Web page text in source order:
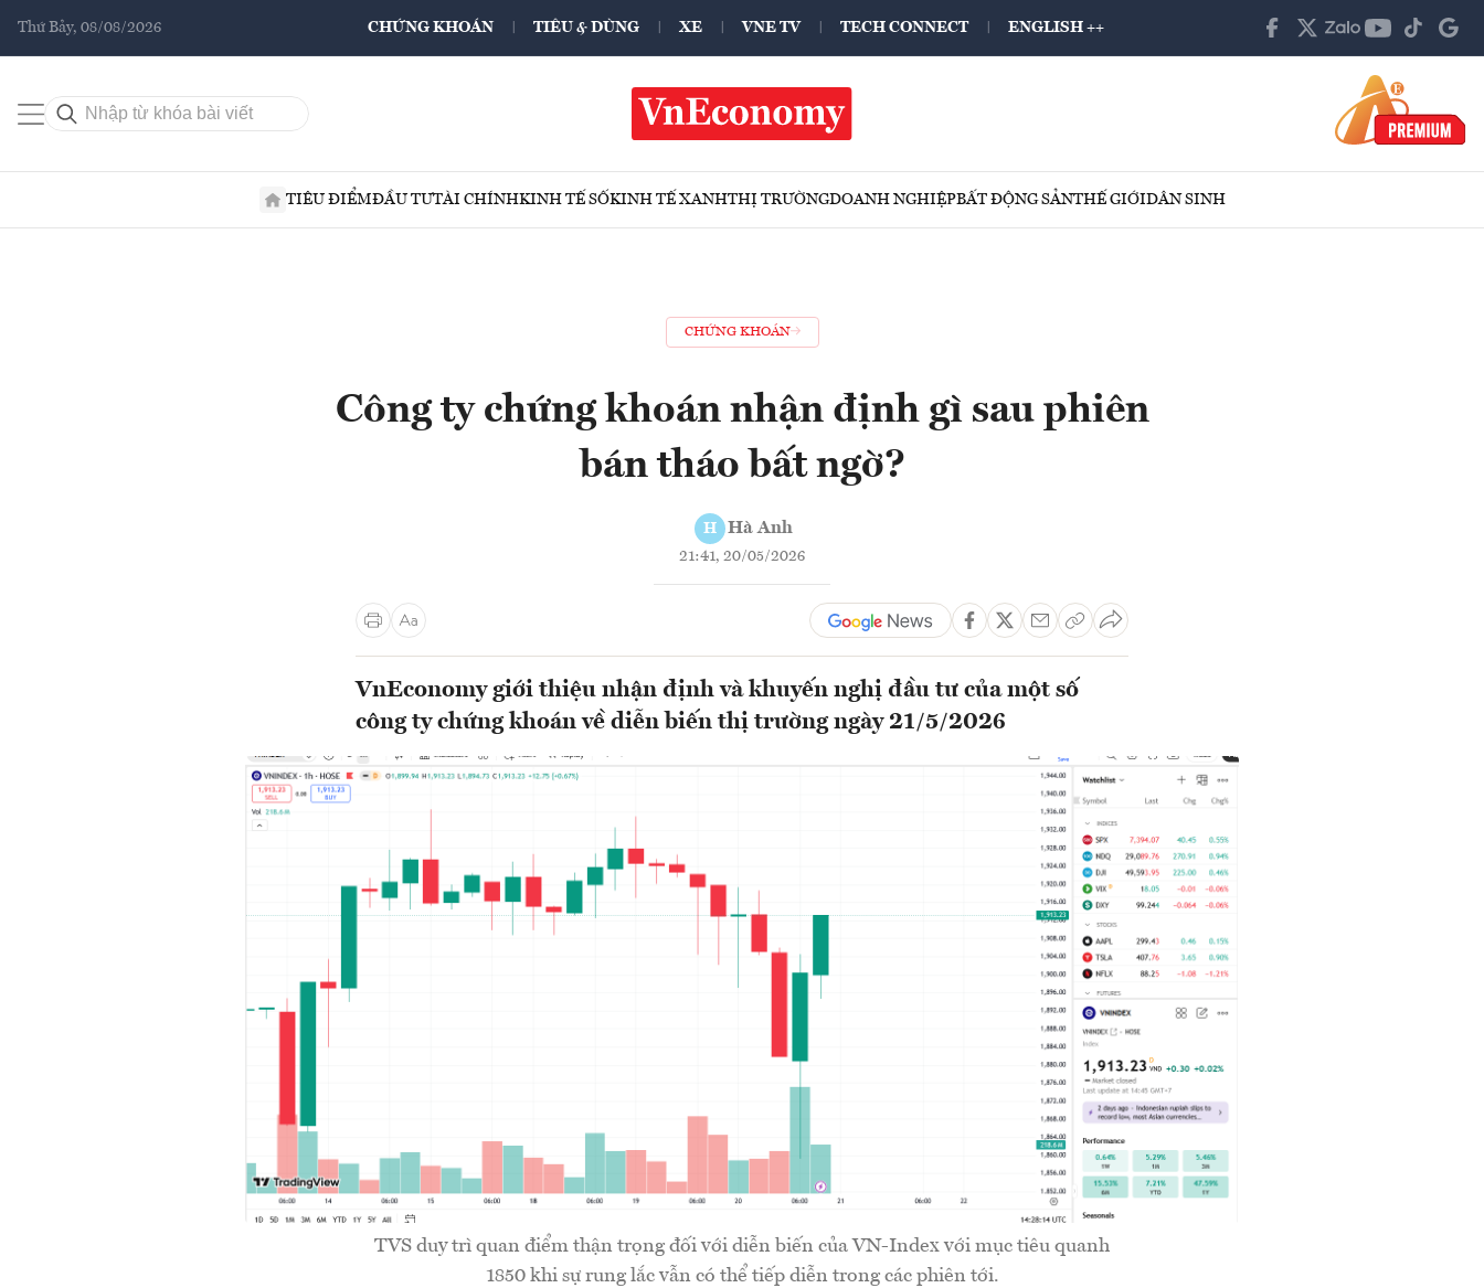
Thứ Bảy, 08/08/2026 CHỨNG KHOÁN TIÊU & DÙNG XE VNE TV TECH CONNECT ENGLISH ++
TIÊU ĐIỂMĐẦU TƯTÀI CHÍNHKINH TẾ SỐKINH TẾ XANHTHỊ TRƯỜNGDOANH NGHIỆPBẤT ĐỘNG SẢNTHẾ GIỚIDÂN SINH
CHỨNG KHOÁN
Công ty chứng khoán nhận định gì sau phiên
bán tháo bất ngờ?
H Hà Anh
21:41, 20/05/2026
VnEconomy giới thiệu nhận định và khuyến nghị đầu tư của một số
công ty chứng khoán về diễn biến thị trường ngày 21/5/2026
TVS duy trì quan điểm thận trọng đối với diễn biến của VN-Index với mục tiêu quanh
1850 khi sự rung lắc vẫn có thể tiếp diễn trong các phiên tới.